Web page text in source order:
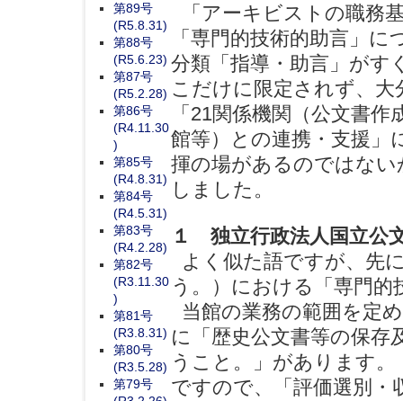
「アーキビストの職務
「専門的技術的助言」
分類「指導・助言」が
こだけに限定されず、大
「21関係機関（公文書
館等）との連携・支援」
揮の場があるのではな
しました。
１ 独立行政法人国立公
よく似た語ですが、先
う。）における「専門
当館の業務の範囲を定
に「歴史公文書等の保存
うこと。」があります
ですので、「評価選別
第89号
(R5.8.31)
第88号
(R5.6.23)
第87号
(R5.2.28)
第86号
(R4.11.30
)
第85号
(R4.8.31)
第84号
(R4.5.31)
第83号
(R4.2.28)
第82号
(R3.11.30
)
第81号
(R3.8.31)
第80号
(R3.5.28)
第79号